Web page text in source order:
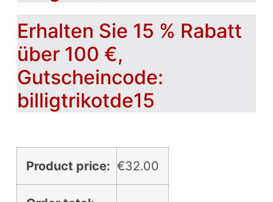
Erhalten Sie 15 % Rabatt
über 100 €,
Gutscheincode:
billigtrikotde15
Product price: €32.00